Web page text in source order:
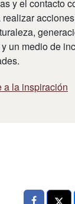
y el contacto
un medio de
a la inspiración